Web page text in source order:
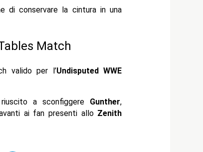
di conservare la cintura in una
Match
valido per l’Undisputed WWE
a sconfiggere Gunther,
ai fan presenti allo Zenith